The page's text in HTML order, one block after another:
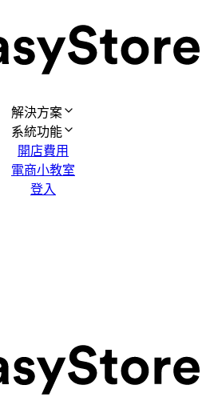
解決方案
系統功能
開店費用
電商小教室
登入